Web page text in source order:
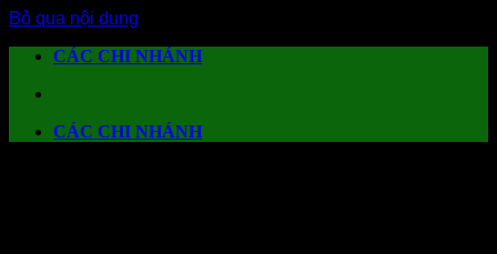
Bỏ qua nội dung
CÁC CHI NHÁNH
CÁC CHI NHÁNH